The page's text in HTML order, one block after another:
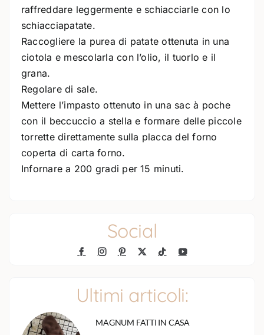
raffreddare leggermente e schiacciarle con lo
schiacciapatate.
Raccogliere la purea di patate ottenuta in una
ciotola e mescolarla con l’olio, il tuorlo e il
grana.
Regolare di sale.
Mettere l’impasto ottenuto in una sac à poche
con il beccuccio a stella e formare delle piccole
torrette direttamente sulla placca del forno
coperta di carta forno.
Infornare a 200 gradi per 15 minuti.
Social
Ultimi articoli:
MAGNUM FATTI IN CASA